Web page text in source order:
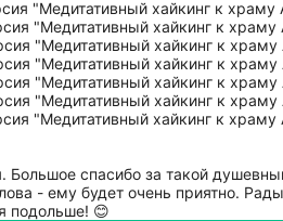
Большое спасибо за такой
- ему будет очень приятно.
подольше! 😊